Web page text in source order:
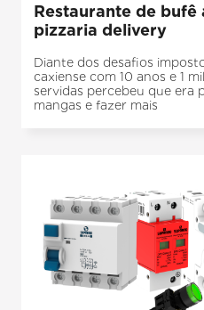
Restaurante de
pizzaria delivery
Diante dos desafios
caxiense com 10 anos e 1
servidas percebeu que era
mangas e fazer mais